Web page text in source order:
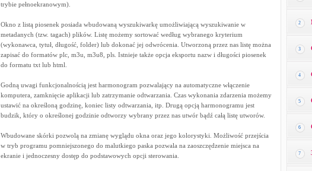
trybie pełnoekranowym).
Okno z listą piosenek posiada wbudowaną wyszukiwarkę umożliwiającą wyszukiwanie w
metadanych (tzw. tagach) plików. Listę możemy sortować według wybranego kryterium
(wykonawca, tytuł, długość, folder) lub dokonać jej odwrócenia. Utworzoną przez nas listę można
zapisać do formatów plc, m3u, m3u8, pls. Istnieje także opcja eksportu nazw i długości piosenek
do formatu txt lub html.
Godną uwagi funkcjonalnością jest harmonogram pozwalający na automatyczne włączenie
komputera, zamknięcie aplikacji lub zatrzymanie odtwarzania. Czas wykonania zdarzenia możemy
ustawić na określoną godzinę, koniec listy odtwarzania, itp. Drugą opcją harmonogramu jest
budzik, który o określonej godzinie odtworzy wybrany przez nas utwór bądź całą listę utworów.
Wbudowane skórki pozwolą na zmianę wyglądu okna oraz jego kolorystyki. Możliwość przejścia
w tryb programu pomniejszonego do malutkiego paska pozwala na zaoszczędzenie miejsca na
ekranie i jednoczesny dostęp do podstawowych opcji sterowania.
2
3
4
5
6
7